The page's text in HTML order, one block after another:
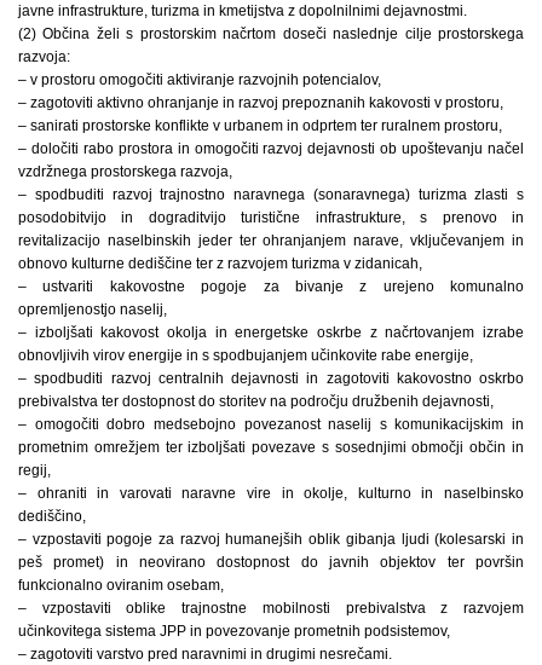
javne infrastrukture, turizma in kmetijstva z dopolnilnimi dejavnostmi.
(2) Občina želi s prostorskim načrtom doseči naslednje cilje prostorskega
razvoja:
– v prostoru omogočiti aktiviranje razvojnih potencialov,
– zagotoviti aktivno ohranjanje in razvoj prepoznanih kakovosti v prostoru,
– sanirati prostorske konflikte v urbanem in odprtem ter ruralnem prostoru,
– določiti rabo prostora in omogočiti razvoj dejavnosti ob upoštevanju načel
vzdržnega prostorskega razvoja,
– spodbuditi razvoj trajnostno naravnega (sonaravnega) turizma zlasti s
posodobitvijo in dograditvijo turistične infrastrukture, s prenovo in
revitalizacijo naselbinskih jeder ter ohranjanjem narave, vključevanjem in
obnovo kulturne dediščine ter z razvojem turizma v zidanicah,
– ustvariti kakovostne pogoje za bivanje z urejeno komunalno
opremljenostjo naselij,
– izboljšati kakovost okolja in energetske oskrbe z načrtovanjem izrabe
obnovljivih virov energije in s spodbujanjem učinkovite rabe energije,
– spodbuditi razvoj centralnih dejavnosti in zagotoviti kakovostno oskrbo
prebivalstva ter dostopnost do storitev na področju družbenih dejavnosti,
– omogočiti dobro medsebojno povezanost naselij s komunikacijskim in
prometnim omrežjem ter izboljšati povezave s sosednjimi območji občin in
regij,
– ohraniti in varovati naravne vire in okolje, kulturno in naselbinsko
dediščino,
– vzpostaviti pogoje za razvoj humanejših oblik gibanja ljudi (kolesarski in
peš promet) in neovirano dostopnost do javnih objektov ter površin
funkcionalno oviranim osebam,
– vzpostaviti oblike trajnostne mobilnosti prebivalstva z razvojem
učinkovitega sistema JPP in povezovanje prometnih podsistemov,
– zagotoviti varstvo pred naravnimi in drugimi nesrečami.